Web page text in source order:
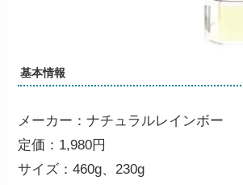
基本情報
メーカー：ナチュラルレインボー
定価：1,980円
サイズ：460g、230g